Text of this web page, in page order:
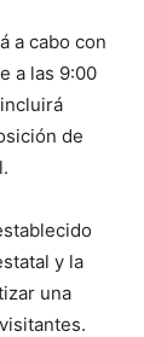
a cabo con
a las 9:00
de
y la
una